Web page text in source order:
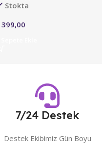
Stokta
399,00
7/24 Destek
Destek Ekibimiz Gün Boyu